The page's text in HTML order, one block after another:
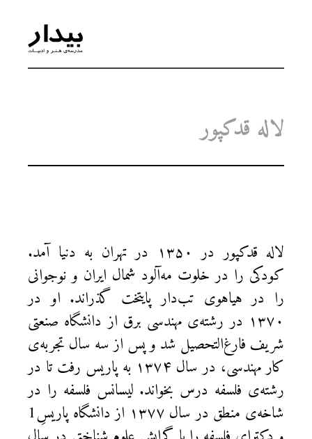
لاله قدکپور
لاله قدكپور در ۱۳۵۰ در تهران به دنیا آمد.
كودكی را در خلوت مه‌آلود شمال ایران و نوجوانی
را در هیاهوی تب‌دار پایتخت گذراند. او در
۱۳۷۰ در رشته‌ی مهندسی برق از دانشگاه صنعتی
شریف فارغ‌التحصیل شد و پس از سه سال تجربه‌ی
كار مهندسی، در سال ۱۳۷۴ به پاریس رفت تا در
رشته‌ی فلسفه درس بخواند. لیسانس فلسفه را در
شاخه‌ی منطق در سال ۱۳۷۷ از دانشگاه پاریسِ‌1